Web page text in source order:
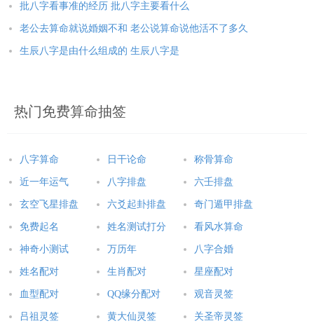
批八字看事准的经历 批八字主要看什么
老公去算命就说婚姻不和 老公说算命说他活不了多久
生辰八字是由什么组成的 生辰八字是
热门免费算命抽签
八字算命 日干论命 称骨算命
近一年运气 八字排盘 六壬排盘
玄空飞星排盘 六爻起卦排盘 奇门遁甲排盘
免费起名 姓名测试打分 看风水算命
神奇小测试 万历年 八字合婚
姓名配对 生肖配对 星座配对
血型配对 QQ缘分配对 观音灵签
吕祖灵签 黄大仙灵签 关圣帝灵签